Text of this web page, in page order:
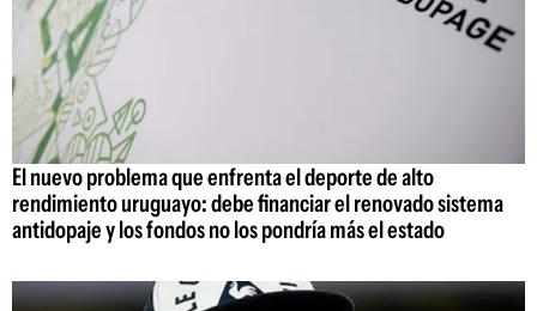
El nuevo problema que enfrenta el deporte de alto
rendimiento uruguayo: debe financiar el renovado sistema
antidopaje y los fondos no los pondría más el estado